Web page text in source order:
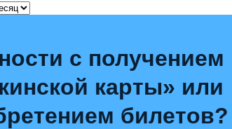
с получением
карты» или
билетов?